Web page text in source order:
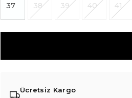
37 38 39 40 41
Ücretsiz Kargo